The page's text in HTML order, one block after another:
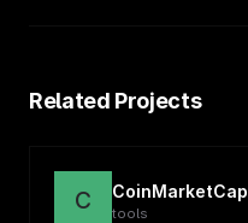
Related Projects
C CoinMarketCap
tools